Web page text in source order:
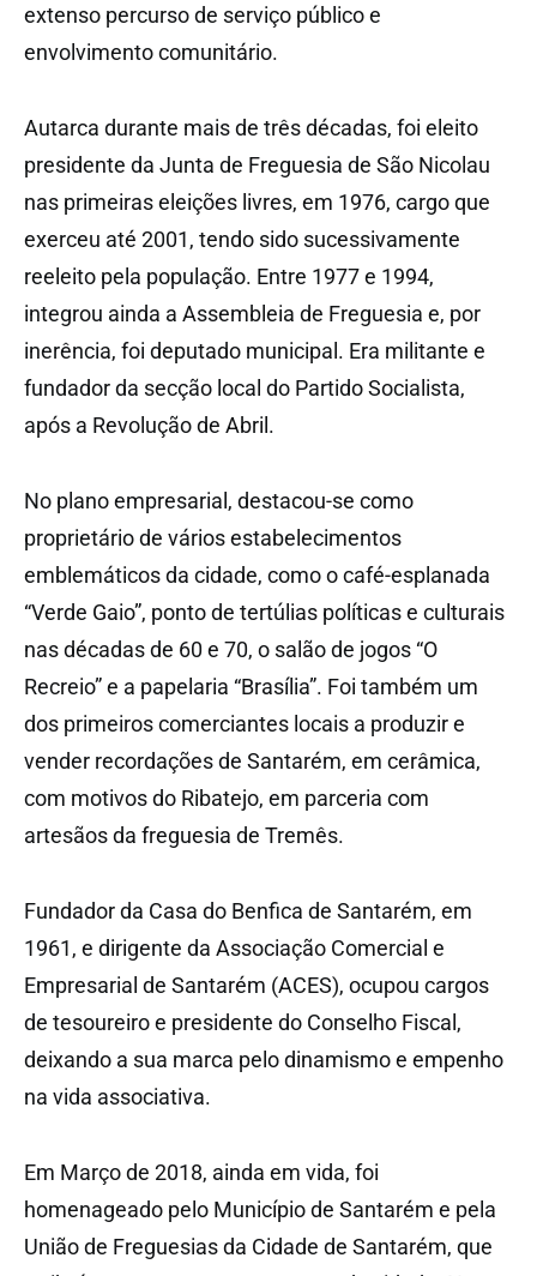
extenso percurso de serviço público e
envolvimento comunitário.
Autarca durante mais de três décadas, foi eleito
presidente da Junta de Freguesia de São Nicolau
nas primeiras eleições livres, em 1976, cargo que
exerceu até 2001, tendo sido sucessivamente
reeleito pela população. Entre 1977 e 1994,
integrou ainda a Assembleia de Freguesia e, por
inerência, foi deputado municipal. Era militante e
fundador da secção local do Partido Socialista,
após a Revolução de Abril.
No plano empresarial, destacou-se como
proprietário de vários estabelecimentos
emblemáticos da cidade, como o café-esplanada
“Verde Gaio”, ponto de tertúlias políticas e culturais
nas décadas de 60 e 70, o salão de jogos “O
Recreio” e a papelaria “Brasília”. Foi também um
dos primeiros comerciantes locais a produzir e
vender recordações de Santarém, em cerâmica,
com motivos do Ribatejo, em parceria com
artesãos da freguesia de Tremês.
Fundador da Casa do Benfica de Santarém, em
1961, e dirigente da Associação Comercial e
Empresarial de Santarém (ACES), ocupou cargos
de tesoureiro e presidente do Conselho Fiscal,
deixando a sua marca pelo dinamismo e empenho
na vida associativa.
Em Março de 2018, ainda em vida, foi
homenageado pelo Município de Santarém e pela
União de Freguesias da Cidade de Santarém, que